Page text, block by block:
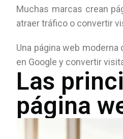
Muchas marcas crean
atraer tráfico o convertir
Una página web
en Google y convertir
Las
página